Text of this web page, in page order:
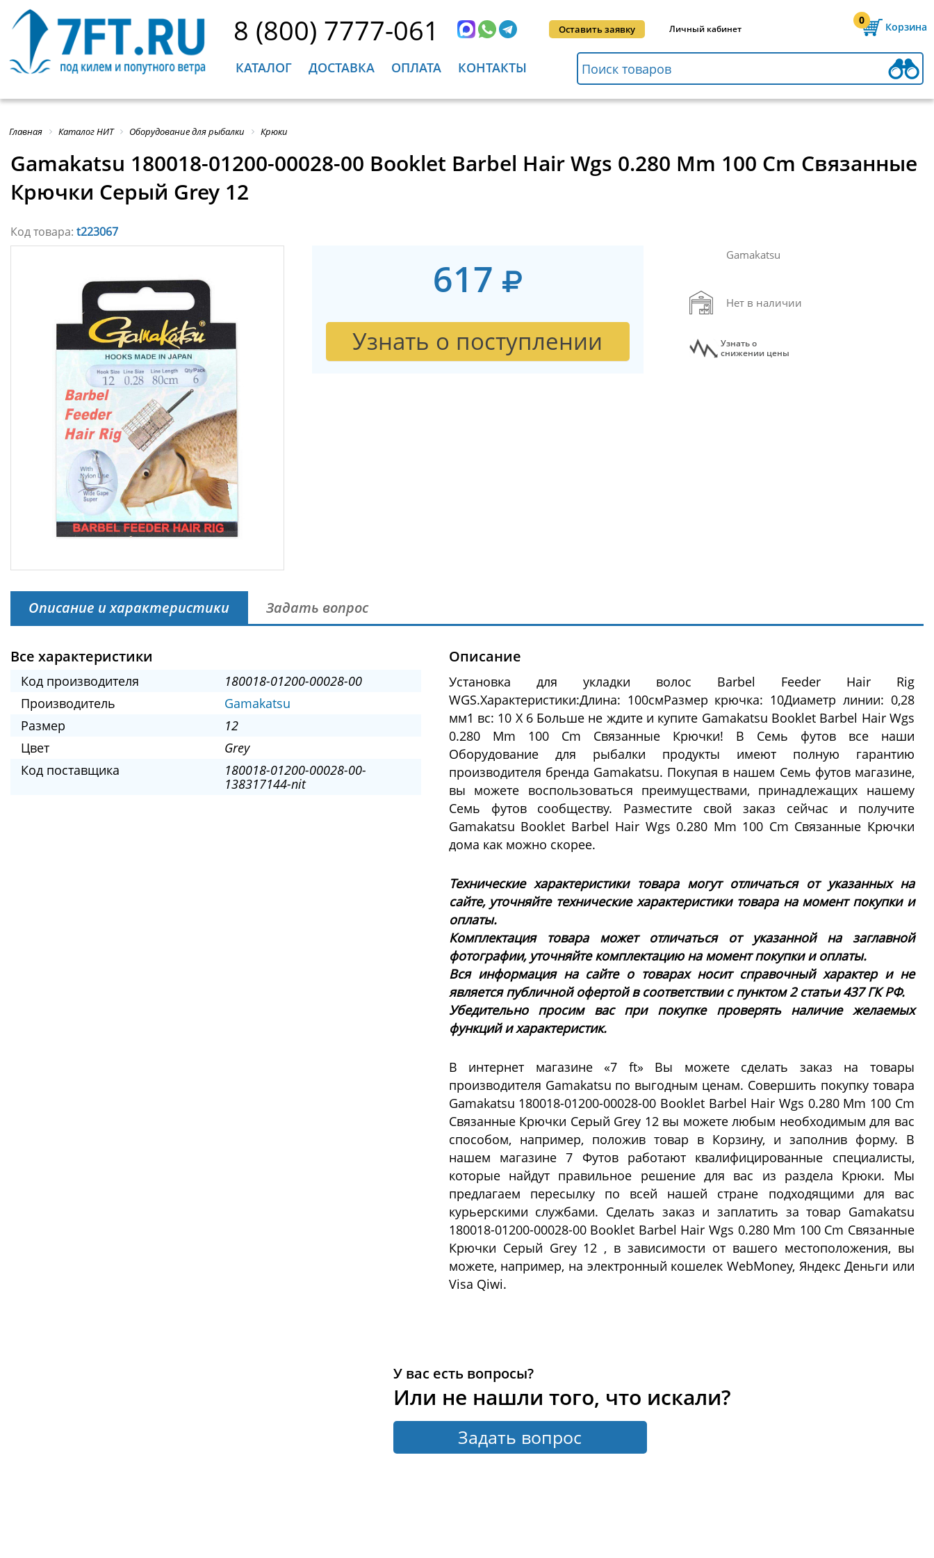
8 (800) 7777-061 Оставить заявку Личный кабинет
0
Корзина
КАТАЛОГ ДОСТАВКА ОПЛАТА КОНТАКТЫ
Главная Каталог НИТ Оборудование для рыбалки Крюки
Gamakatsu 180018-01200-00028-00 Booklet Barbel Hair Wgs 0.280 Mm 100 Cm Связанные
Крючки Серый Grey 12
Код товара: t223067
617
Узнать о поступлении
Gamakatsu
Нет в наличии
Узнать о
снижении цены
Описание и характеристики Задать вопрос
Все характеристики
Код производителя
180018-01200-00028-00
Производитель
Gamakatsu
Размер
12
Цвет
Grey
Код поставщика
180018-01200-00028-00-
138317144-nit
Описание
Установка для укладки волос Barbel Feeder Hair Rig
WGS.Характеристики:Длина: 100смРазмер крючка: 10Диаметр линии: 0,28
мм1 вс: 10 X 6 Больше не ждите и купите Gamakatsu Booklet Barbel Hair Wgs
0.280 Mm 100 Cm Связанные Крючки! В Семь футов все наши
Оборудование для рыбалки продукты имеют полную гарантию
производителя бренда Gamakatsu. Покупая в нашем Семь футов магазине,
вы можете воспользоваться преимуществами, принадлежащих нашему
Семь футов сообществу. Разместите свой заказ сейчас и получите
Gamakatsu Booklet Barbel Hair Wgs 0.280 Mm 100 Cm Связанные Крючки
дома как можно скорее.
Технические характеристики товара могут отличаться от указанных на
сайте, уточняйте технические характеристики товара на момент покупки и
оплаты.
Комплектация товара может отличаться от указанной на заглавной
фотографии, уточняйте комплектацию на момент покупки и оплаты.
Вся информация на сайте о товарах носит справочный характер и не
является публичной офертой в соответствии с пунктом 2 статьи 437 ГК РФ.
Убедительно просим вас при покупке проверять наличие желаемых
функций и характеристик.
В интернет магазине «7 ft» Вы можете сделать заказ на товары
производителя Gamakatsu по выгодным ценам. Совершить покупку товара
Gamakatsu 180018-01200-00028-00 Booklet Barbel Hair Wgs 0.280 Mm 100 Cm
Связанные Крючки Серый Grey 12 вы можете любым необходимым для вас
способом, например, положив товар в Корзину, и заполнив форму. В
нашем магазине 7 Футов работают квалифицированные специалисты,
которые найдут правильное решение для вас из раздела Крюки. Мы
предлагаем пересылку по всей нашей стране подходящими для вас
курьерскими службами. Сделать заказ и заплатить за товар Gamakatsu
180018-01200-00028-00 Booklet Barbel Hair Wgs 0.280 Mm 100 Cm Связанные
Крючки Серый Grey 12 , в зависимости от вашего местоположения, вы
можете, например, на электронный кошелек WebMoney, Яндекс Деньги или
Visa Qiwi.
У вас есть вопросы?
Или не нашли того, что искали?
Задать вопрос